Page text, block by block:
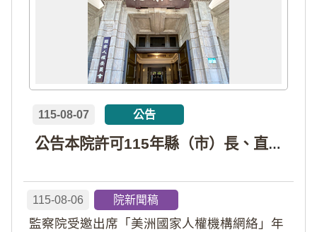
公告本院許可115年縣（市）長、直轄市議員、縣（市）議員擬參選人開立政治獻金專戶共計4戶。各專戶得收受政治獻金期間為自專戶許可設立日起至115年11月27日止，專戶名冊詳如附件。
115-08-07 公告
115-08-06 院新聞稿
監察院受邀出席「美洲國家人權機構網絡」年